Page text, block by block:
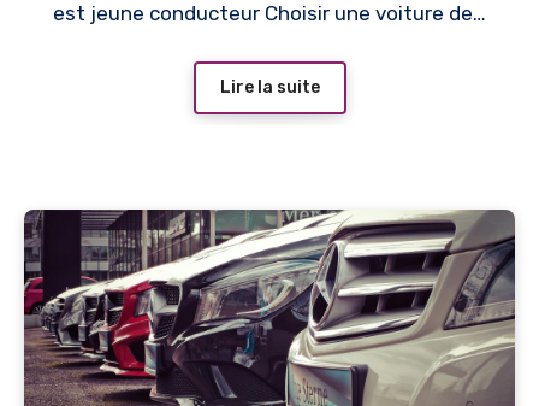
est jeune conducteur Choisir une voiture de…
Lire la suite